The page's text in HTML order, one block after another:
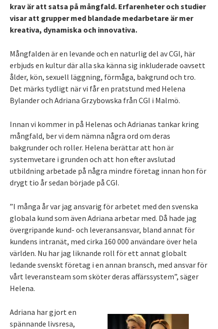
krav är att satsa på mångfald. Erfarenheter och studier
visar att grupper med blandade medarbetare är mer
kreativa, dynamiska och innovativa.
Mångfalden är en levande och en naturlig del av CGI, här
erbjuds en kultur där alla ska känna sig inkluderade oavsett
ålder, kön, sexuell läggning, förmåga, bakgrund och tro.
Det märks tydligt när vi får en pratstund med Helena
Bylander och Adriana Grzybowska från CGI i Malmö.
Innan vi kommer in på Helenas och Adrianas tankar kring
mångfald, ber vi dem nämna några ord om deras
bakgrunder och roller. Helena berättar att hon är
systemvetare i grunden och att hon efter avslutad
utbildning arbetade på några mindre företag innan hon för
drygt tio år sedan började på CGI.
”I många år var jag ansvarig för arbetet med den svenska
globala kund som även Adriana arbetar med. Då hade jag
övergripande kund- och leveransansvar, bland annat för
kundens intranät, med cirka 160 000 användare över hela
världen. Nu har jag liknande roll för ett annat globalt
ledande svenskt företag i en annan bransch, med ansvar för
vårt leveransteam som sköter deras affärssystem”, säger
Helena.
Adriana har gjort en
spännande livsresa,